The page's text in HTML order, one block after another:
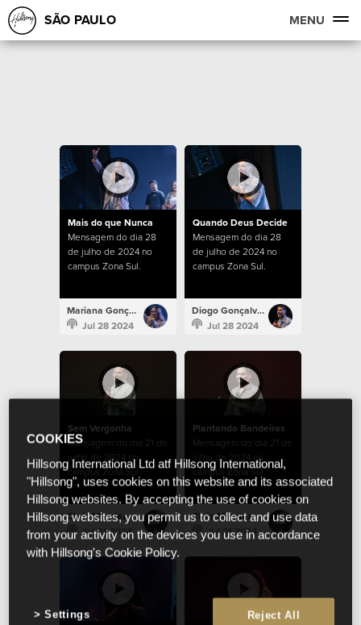
SÃO PAULO MENU
Mais do que Nunca
Mensagem do dia 28
de julho de 2024 no
campus Zona Sul.
Mariana Gonçalves
Jul 28 2024
Quando Deus Decide
Mensagem do dia 28
de julho de 2024 no
campus Zona Sul.
Diogo Gonçalves
Jul 28 2024
Sem Vergonha
Mensagem do dia 21 de
julho de 2024 no
campus Zona Sul.
Chris Mendez
Jul 21 2024
Plantando Bandeiras
Mensagem do dia 21 de
julho de 2024 no
campus Zona Sul.
Chris Mendez
Jul 21 2024
COOKIES
Hillsong International Ltd atf Hillsong International,
"Hillsong", uses cookies on this website and its associated
Hillsong websites. By accepting the use of cookies on
Hillsong websites, you permit us to collect and use data
from your activity on the devices you use in accordance
with Hillsong's Cookie Policy.
Reject All
Settings